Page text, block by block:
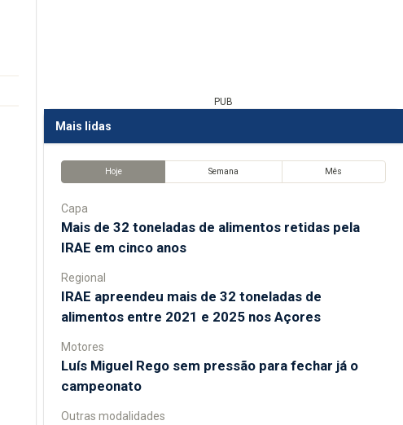
PUB
Mais lidas
Hoje Semana Mês
Capa
Mais de 32 toneladas de alimentos retidas pela
IRAE em cinco anos
Regional
IRAE apreendeu mais de 32 toneladas de
alimentos entre 2021 e 2025 nos Açores
Motores
Luís Miguel Rego sem pressão para fechar já o
campeonato
Outras modalidades